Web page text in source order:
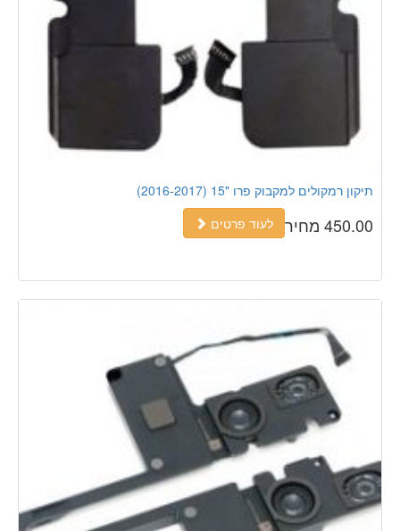
תיקון רמקולים למקבוק פרו "15 (2016-2017)
לעוד פרטים
450.00 מחיר